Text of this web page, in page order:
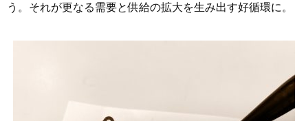
う。それが更なる需要と供給の拡大を生み出す好循環に。